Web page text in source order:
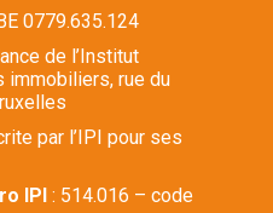
0779.635.124
de l’Institut
rue du
par l’IPI pour ses
IPI : 514.016 – code